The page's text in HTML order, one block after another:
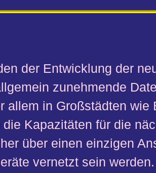
der Entwicklung der
zunehmende
allem in Großstädten
die Kapazitäten für die
über einen einzigen
vernetzt sein